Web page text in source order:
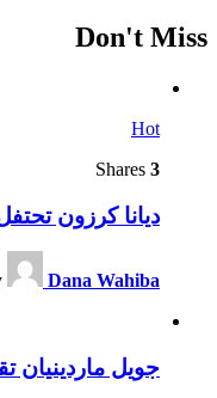
Don't Miss
Hot
3
ديانا كرزون
Dana Wahiba
جويل